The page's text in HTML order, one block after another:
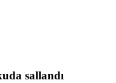
sallandı